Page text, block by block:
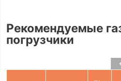
Рекомендуемые
погрузчики